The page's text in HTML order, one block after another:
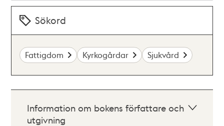
Sökord
Fattigdom Kyrkogårdar Sjukvård
Information om bokens författare och
utgivning